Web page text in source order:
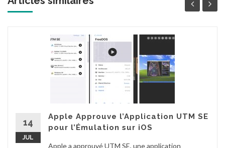
14
JUL
Apple Approuve l’Application UTM SE
pour l’Émulation sur iOS
Apple a approuvé UTM SE, une application